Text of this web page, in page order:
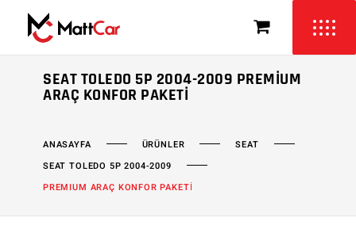
SEAT TOLEDO 5P 2004-2009 PREMIUM
ARAÇ KONFOR PAKETI
ANASAYFA ÜRÜNLER
SEAT
SEAT TOLEDO 5P 2004-2009
PREMIUM ARAÇ KONFOR PAKETİ